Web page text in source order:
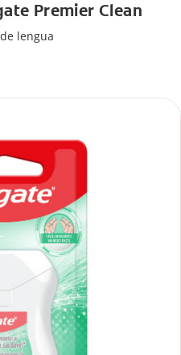
Premier Clean
lengua